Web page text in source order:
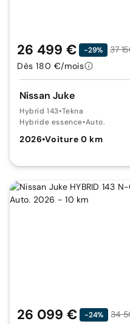
Nissan Juke
Hybrid 143•Tekna
Hybride essence•Auto.
2026•Voiture 0 km
26 499 € -29%
37
Dès 180 €/mois
26 099 € -24%
34